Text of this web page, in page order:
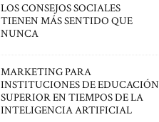
LOS CONSEJOS SOCIALES
TIENEN MÁS SENTIDO QUE
NUNCA
MARKETING PARA
INSTITUCIONES DE EDUCACIÓN
SUPERIOR EN TIEMPOS DE LA
INTELIGENCIA ARTIFICIAL